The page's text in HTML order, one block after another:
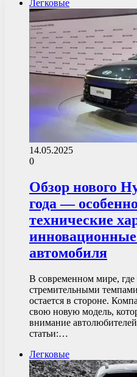
Легковые
14.05.2025
0
Обзор нового
года —
технические
автомобиля
В современном мире, где
стремительными
остается в стороне.
свою новую модель,
внимание
статьи:…
Легковые